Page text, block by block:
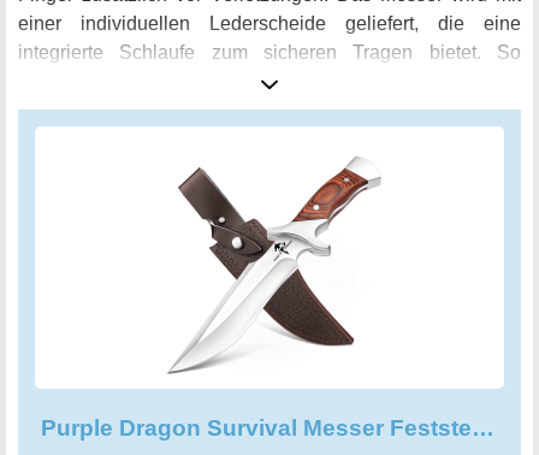
einer individuellen Lederscheide geliefert, die eine
integrierte Schlaufe zum sicheren Tragen bietet. So
können Sie das Messer immer griffbereit bei sich tragen,
egal ob Sie sich auf einem Campingausflug oder einer
Geschenkbox ist dieses Messer auch ein praktisches und
schönes Geschenk für Vater, Ehemann und Freunde, die
gerne Zeit in der Natur verbringen. Ob Holz, Seile oder
Fleisch, das Purple Dragon Survival Messer kann
Schneidaufgaben perfekt erledigen.
Purple Dragon Survival Messer Feststehende Klinge Scharfes Gürtelmesser